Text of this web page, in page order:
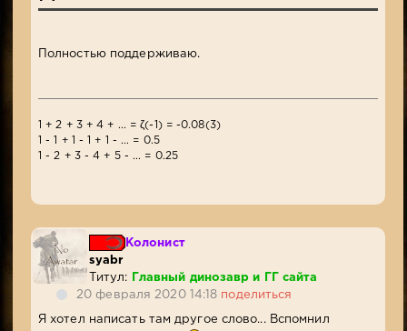
Полностью поддерживаю.
1 + 2 + 3 + 4 + ... = ζ(-1) = -0.08(3)
1 - 1 + 1 - 1 + 1 - ... = 0.5
1 - 2 + 3 - 4 + 5 - ... = 0.25
Колонист
syabr
Титул:
Главный динозавр и ГГ сайта
20 февраля 2020 14:18 поделиться
Я хотел написать там другое слово... Вспомнил